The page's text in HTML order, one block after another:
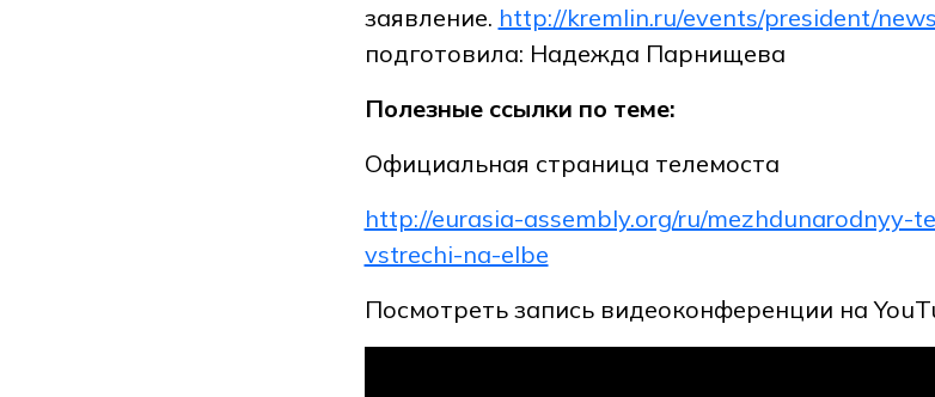
заявление. http://kremlin.ru/events/president/
подготовила: Надежда Парнищева
Полезные ссылки по теме:
Официальная страница телемоста
http://eurasia-assembly.org/ru/mezhdunarodnyy-
vstrechi-na-elbe
Посмотреть запись видеоконференции на